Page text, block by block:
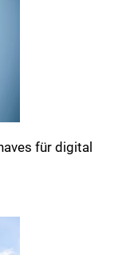
für digital